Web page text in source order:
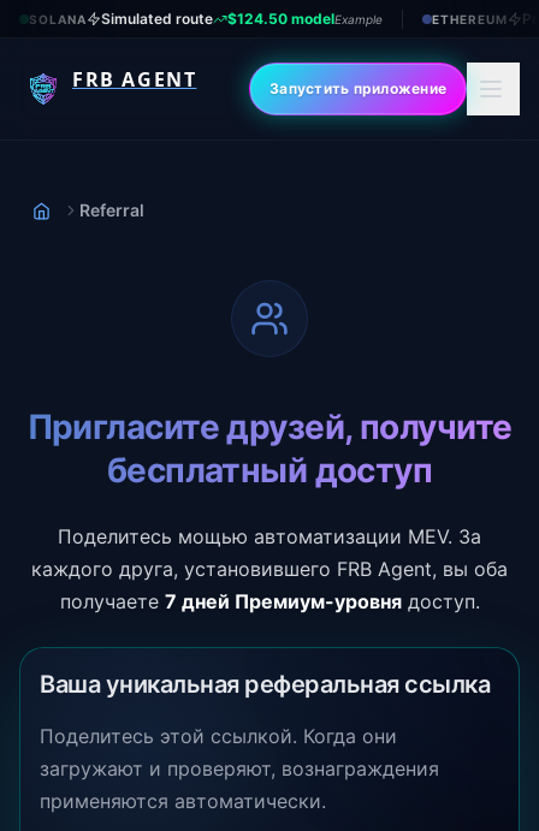
SOLANA Simulated route $124.50 modelExample ETHEREUM
FRB AGENT Запустить приложение
Дом
Referral
Пригласите друзей, получите
бесплатный доступ
Поделитесь мощью автоматизации MEV. За
каждого друга, установившего FRB Agent, вы оба
получаете 7 дней Премиум-уровня доступ.
Ваша уникальная реферальная ссылка
Поделитесь этой ссылкой. Когда они
загружают и проверяют, вознаграждения
применяются автоматически.